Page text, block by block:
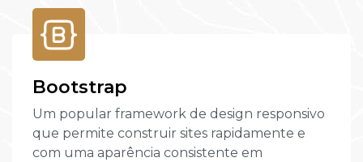
Bootstrap
Um popular framework de design responsivo
que permite construir sites rapidamente e
com uma aparência consistente em